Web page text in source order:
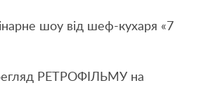
шоу від шеф-кухаря «7
РЕТРОФІЛЬМУ на